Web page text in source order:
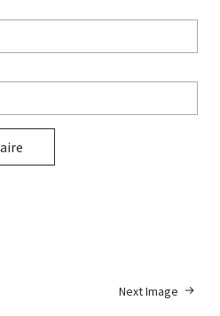
Next Image